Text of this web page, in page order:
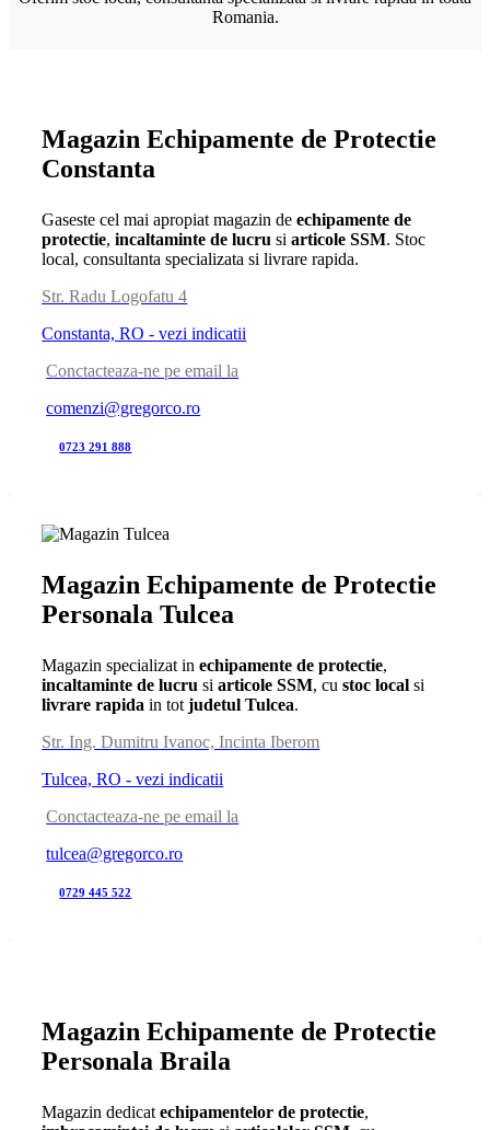
Romania.
Magazin Echipamente de Protectie
Constanta
Gaseste cel mai apropiat magazin deechipamente de
protectie,incaltaminte de lucru siarticole SSM. Stoc
local, consultanta specializata si livrare rapida.
Str. Radu Logofatu 4
Constanta, RO - vezi indicatii
Conctacteaza-ne pe email la
comenzi@gregorco.ro
0723 291 888
Magazin Echipamente de Protectie
Personala Tulcea
Magazin specializat inechipamente de protectie,
incaltaminte de lucru siarticole SSM, cu stoc local si
livrare rapida in totjudetul Tulcea.
Str. Ing. Dumitru Ivanoc, Incinta Iberom
Tulcea, RO - vezi indicatii
Conctacteaza-ne pe email la
tulcea@gregorco.ro
0729 445 522
Magazin Echipamente de Protectie
Personala Braila
Magazin dedicatechipamentelor de protectie,